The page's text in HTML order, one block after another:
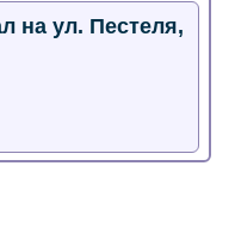
на ул. Пестеля,